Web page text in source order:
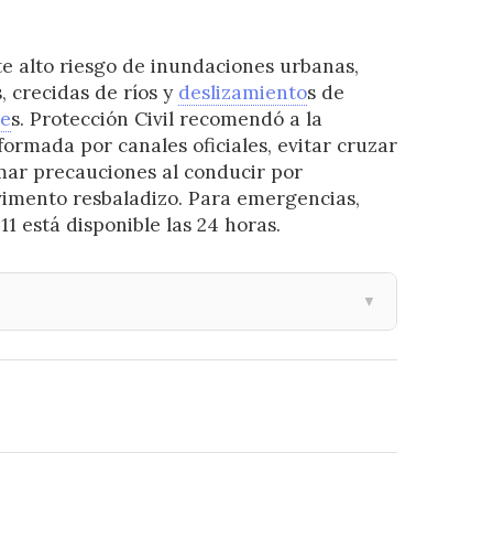
alto riesgo de inundaciones urbanas,
crecidas de ríos y deslizamientos de
s. Protección Civil recomendó a la
por canales oficiales, evitar cruzar
precauciones al conducir por
resbaladizo. Para emergencias,
está disponible las 24 horas.
▼